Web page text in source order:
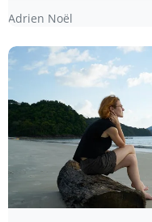
Adrien Noël